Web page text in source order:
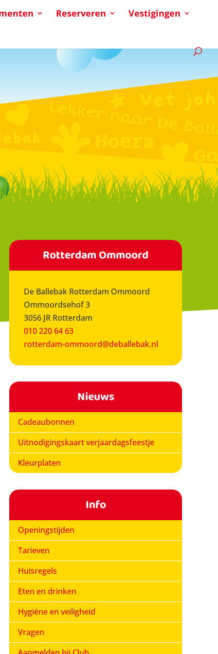
Reserveren Vestigingen
Rotterdam Ommoord
De Ballebak Rotterdam Ommoord
Ommoordsehof 3
3056 JR Rotterdam
010 220 64 63
rotterdam-ommoord@deballebak.nl
Nieuws
Cadeaubonnen
Uitnodigingskaart verjaardagsfeestje
Kleurplaten
Info
Openingstijden
Tarieven
Huisregels
Eten en drinken
Hygiëne en veiligheid
Vragen